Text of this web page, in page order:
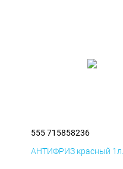
555 715858236
АНТИФРИЗ красный 1л.